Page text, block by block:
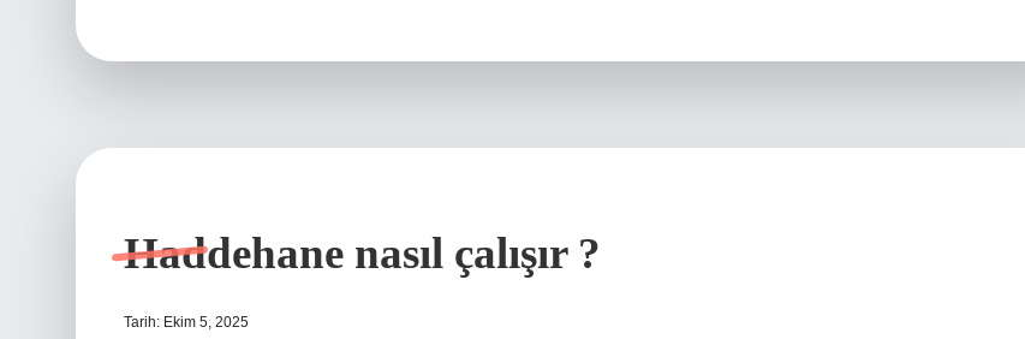
Haddehane nasıl çalışır ?
Tarih: Ekim 5, 2025